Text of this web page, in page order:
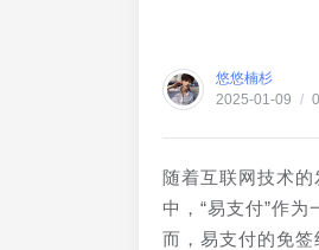
悠悠楠杉
2025-01-09 /
随着互联网技术
中，“易支付”作
而，易支付的免签